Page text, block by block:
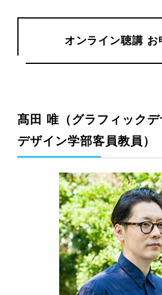
オンライン聴講 お
髙田 唯（グラフィック
デザイン学部客員教員）